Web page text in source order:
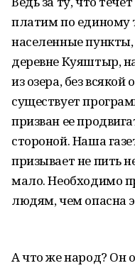
платим по единому
населенные
деревне Куяштыр,
из озера, без всякой
существует
призван ее
стороной. Наша
призывает не пить
мало. Необходимо
людям, чем опасна
А что же народ? Он